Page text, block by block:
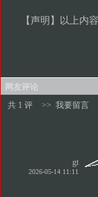
【声明】以上内
网友评论
共 1 评
>> 我要留言
gt
2026-05-14 11:11